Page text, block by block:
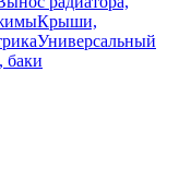
Крыши,
Универсальный
баки